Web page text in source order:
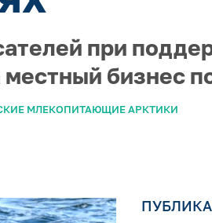
при
бизнес
МЛЕКОПИТАЮЩИЕ АРКТИКИ